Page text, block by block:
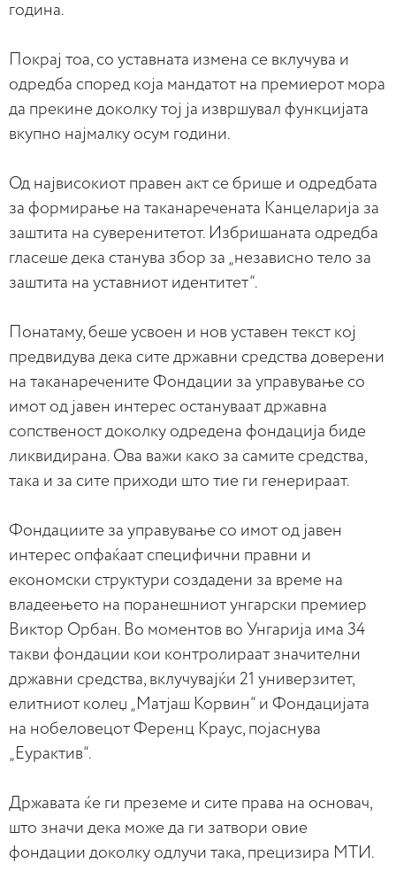
година.
Покрај тоа, со уставната измена се вклучува и
одредба според која мандатот на премиерот мора
да прекине доколку тој ја извршувал функцијата
вкупно најмалку осум години.
Од највисокиот правен акт се брише и одредбата
за формирање на таканаречената Канцеларија за
заштита на суверенитетот. Избришаната одредба
гласеше дека станува збор за „независно тело за
заштита на уставниот идентитет“.
Понатаму, беше усвоен и нов уставен текст кој
предвидува дека сите државни средства доверени
на таканаречените Фондации за управување со
имот од јавен интерес остануваат државна
сопственост доколку одредена фондација биде
ликвидирана. Ова важи како за самите средства,
така и за сите приходи што тие ги генерираат.
Фондациите за управување со имот од јавен
интерес опфаќаат специфични правни и
економски структури создадени за време на
владеењето на поранешниот унгарски премиер
Виктор Орбан. Во моментов во Унгарија има 34
такви фондации кои контролираат значителни
државни средства, вклучувајќи 21 универзитет,
елитниот колеџ „Матјаш Корвин“ и Фондацијата
на нобеловецот Ференц Краус, појаснува
„Еурактив“.
Државата ќе ги преземе и сите права на основач,
што значи дека може да ги затвори овие
фондации доколку одлучи така, прецизира МТИ.